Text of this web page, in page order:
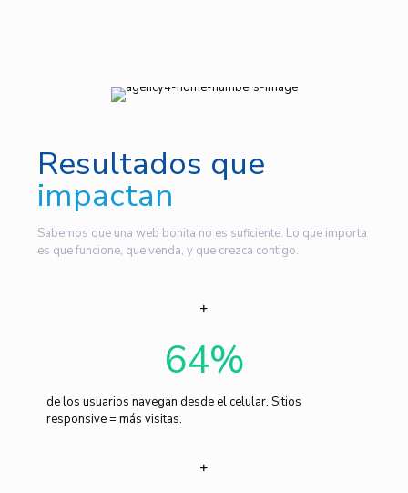
Resultados que
impactan
Sabemos que una web bonita no es suficiente. Lo que importa
es que funcione, que venda, y que crezca contigo.
64%
de los usuarios navegan desde el celular. Sitios
responsive = más visitas.